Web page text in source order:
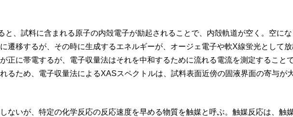
と、試料に含まれる原子の内殻電子が励起されることで、内殻軌道が空く。空に
遷移するが、その時に生成するエネルギーが、オージェ電子や軟X線蛍光として
正に帯電するが、電子収量法はそれを中和するために流れる電流を測定すること
るため、電子収量法によるXASスペクトルは、試料表面近傍の固液界面の寄与が
ないが、特定の化学反応の反応速度を早める物質を触媒と呼ぶ。触媒反応は、触